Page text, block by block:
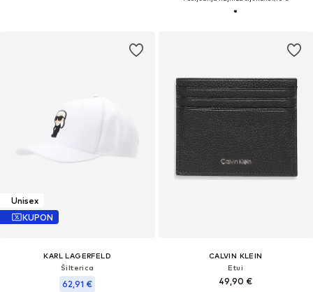
Unisex
KUPON
KARL LAGERFELD
Šilterica
62,91 €
CALVIN KLEIN
Etui
49,90 €